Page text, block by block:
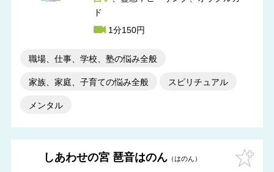
ド
1分150円
職場、仕事、学校、塾の悩み全般
家族、家庭、子育ての悩み全般 スピリチュアル
メンタル
しあわせの宮 琶音はのん はのん